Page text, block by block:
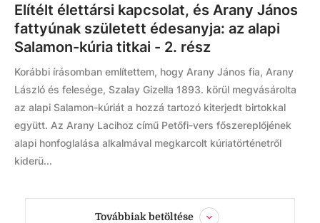
Elítélt élettársi kapcsolat, és Arany János
fattyúnak született édesanyja: az alapi
Salamon-kúria titkai - 2. rész
Korábbi írásomban említettem, hogy Arany János fia, Arany
László és felesége, Szalay Gizella 1893. körül megvásárolta
az alapi Salamon-kúriát a hozzá tartozó kiterjedt birtokkal
együtt. Az Arany Lacihoz című Petőfi-vers főszereplőjének
alapi honfoglalása alkalmával megkarcolt kúriatörténetről
kiderü...
Továbbiak betöltése